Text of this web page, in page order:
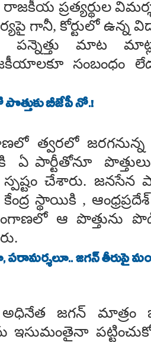
ప్రత్యర్థుల
గానీ, కోర్టులో ఉన్న
మాట
సంబంధం
బీజేపీ నో.!
త్వరలో
ఏ పార్టీతోనూ పొత్తులు
చేశారు. జనసేన
స్థాయికి ,
ఆ పొత్తును
పరామర్శలూ.. జగన్ తీరుపై
జగన్ మాత్రం
ఇసుమంతైనా